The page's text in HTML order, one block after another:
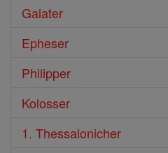
Galater
Epheser
Philipper
Kolosser
1. Thessalonicher